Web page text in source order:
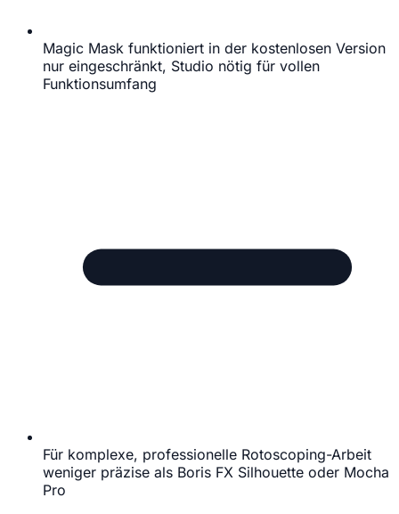
Magic Mask funktioniert in der kostenlosen Version
nur eingeschränkt, Studio nötig für vollen
Funktionsumfang
Für komplexe, professionelle Rotoscoping-Arbeit
weniger präzise als Boris FX Silhouette oder Mocha
Pro